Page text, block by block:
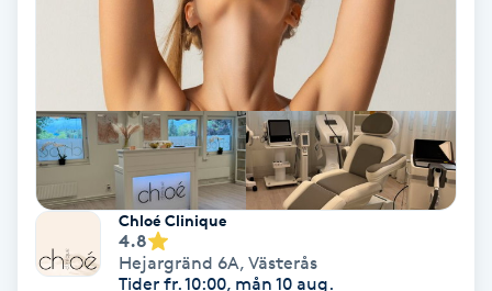
Pigmentbehandling
Pigmentfläckar
Plastikkirurgi
Powder brows
Power Yoga
Chloé Clinique
4.8
Hejargränd 6A, Västerås
Tider fr. 10:00, mån 10 aug.